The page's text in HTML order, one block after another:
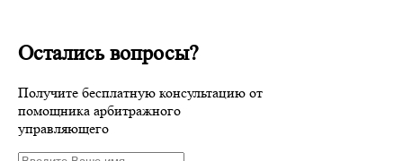
Остались вопросы?
Получите бесплатную консультацию от
помощника арбитражного
управляющего